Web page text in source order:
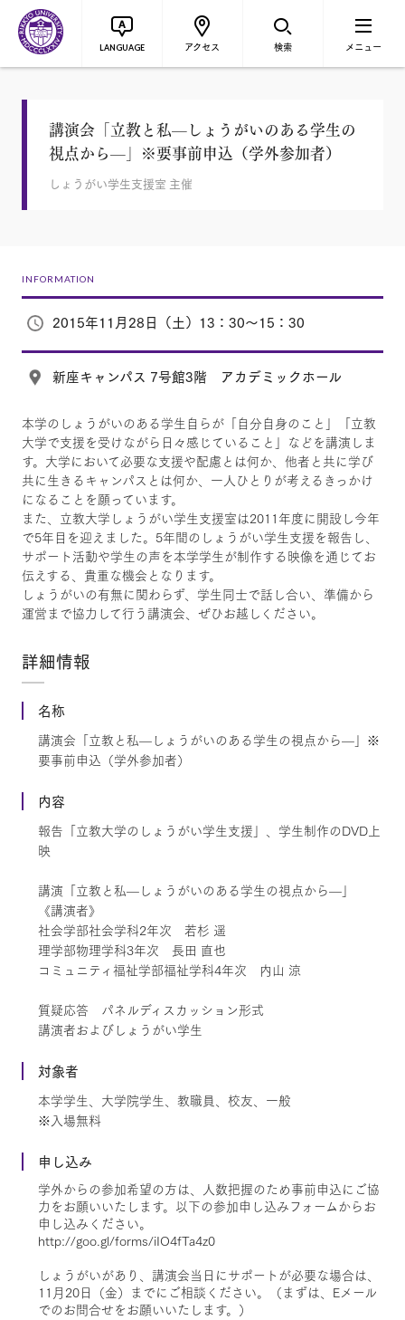
LANGUAGE アクセス 検索 メニュー
講演会「立教と私—しょうがいのある学生の
視点から—」※要事前申込（学外参加者）
しょうがい学生支援室 主催
INFORMATION
2015年11月28日（土）13：30～15：30
新座キャンパス 7号館3階 アカデミックホール
本学のしょうがいのある学生自らが「自分自身のこと」「立教
大学で支援を受けながら日々感じていること」などを講演しま
す。大学において必要な支援や配慮とは何か、他者と共に学び
共に生きるキャンパスとは何か、一人ひとりが考えるきっかけ
になることを願っています。
また、立教大学しょうがい学生支援室は2011年度に開設し今年
で5年目を迎えました。5年間のしょうがい学生支援を報告し、
サポート活動や学生の声を本学学生が制作する映像を通じてお
伝えする、貴重な機会となります。
しょうがいの有無に関わらず、学生同士で話し合い、準備から
運営まで協力して行う講演会、ぜひお越しください。
詳細情報
名称
講演会「立教と私—しょうがいのある学生の視点から—」※
要事前申込（学外参加者）
内容
報告「立教大学のしょうがい学生支援」、学生制作のDVD上
映
講演「立教と私—しょうがいのある学生の視点から—」
《講演者》
社会学部社会学科2年次 若杉 遥
理学部物理学科3年次 長田 直也
コミュニティ福祉学部福祉学科4年次 内山 涼
質疑応答 パネルディスカッション形式
講演者およびしょうがい学生
対象者
本学学生、大学院学生、教職員、校友、一般
※入場無料
申し込み
学外からの参加希望の方は、人数把握のため事前申込にご協
力をお願いいたします。以下の参加申し込みフォームからお
申し込みください。
http://goo.gl/forms/iIO4fTa4z0
しょうがいがあり、講演会当日にサポートが必要な場合は、
11月20日（金）までにご相談ください。（まずは、Eメール
でのお問合せをお願いいたします。）